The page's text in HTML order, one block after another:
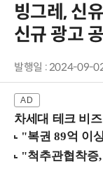
빙그레, 신
신규 광고
발행일 : 2024-09-
차세대 테크 비즈니스의